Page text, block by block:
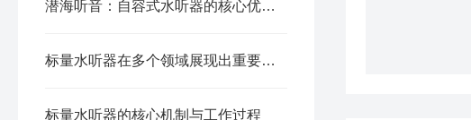
潜海听音：自容式水听器的核心优势与应用价值
标量水听器在多个领域展现出重要应用价值
标量水听器的核心机制与工作过程